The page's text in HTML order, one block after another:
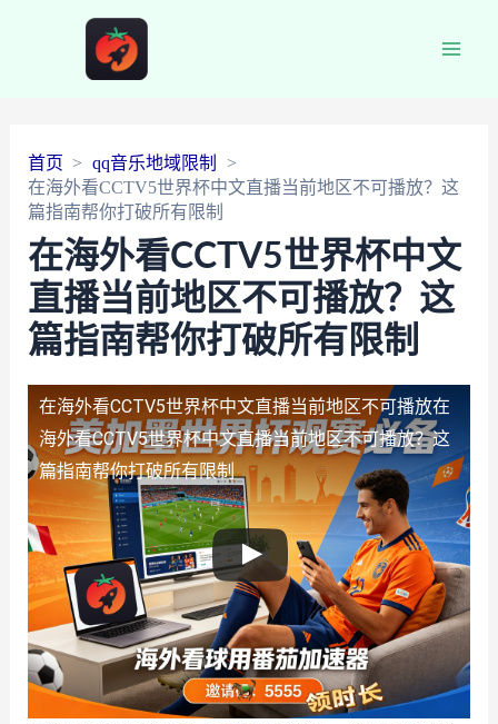
首页
qq音乐地域限制
在海外看CCTV5世界杯中文直播当前地区不可播放？这
篇指南帮你打破所有限制
在海外看CCTV5世界杯中文
直播当前地区不可播放？这
篇指南帮你打破所有限制
在海外看CCTV5世界杯中文直播当前地区不可播放在
海外看CCTV5世界杯中文直播当前地区不可播放？这
篇指南帮你打破所有限制